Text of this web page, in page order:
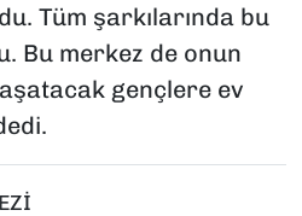
Tüm şarkılarında bu
Bu merkez de onun
gençlere ev